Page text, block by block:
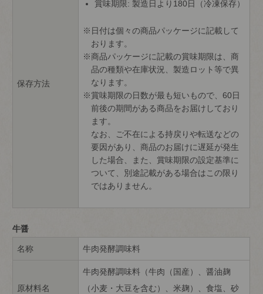
保存方法
賞味期限: 製造日より180日（冷凍保存）
日付は個々の商品パッケージに記載して
おります。
商品パッケージに記載の賞味期限は、商
品の種類や在庫状況、製造ロット等で異
なります。
賞味期限の日数が最も短いもので、60日
前後の期間がある商品をお届けしており
ます。
なお、ご不在による持戻りや転送などの
要因があり、商品のお届けに遅延が発生
した場合、また、賞味期限の設定基準に
ついて、別途記載がある場合はこの限り
ではありません。
牛醤
名称 牛肉発酵調味料
原材料名
牛肉発酵調味料（牛肉（国産）、醤油麹
（小麦・大豆を含む）、米麹）、食塩、砂